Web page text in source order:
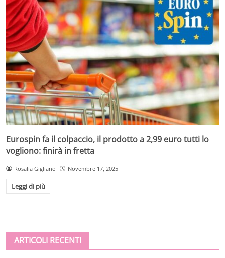
Eurospin fa il colpaccio, il prodotto a 2,99 euro tutti lo
vogliono: finirà in fretta
Rosalia Gigliano Novembre 17, 2025
Leggi di più
ARTICOLI RECENTI